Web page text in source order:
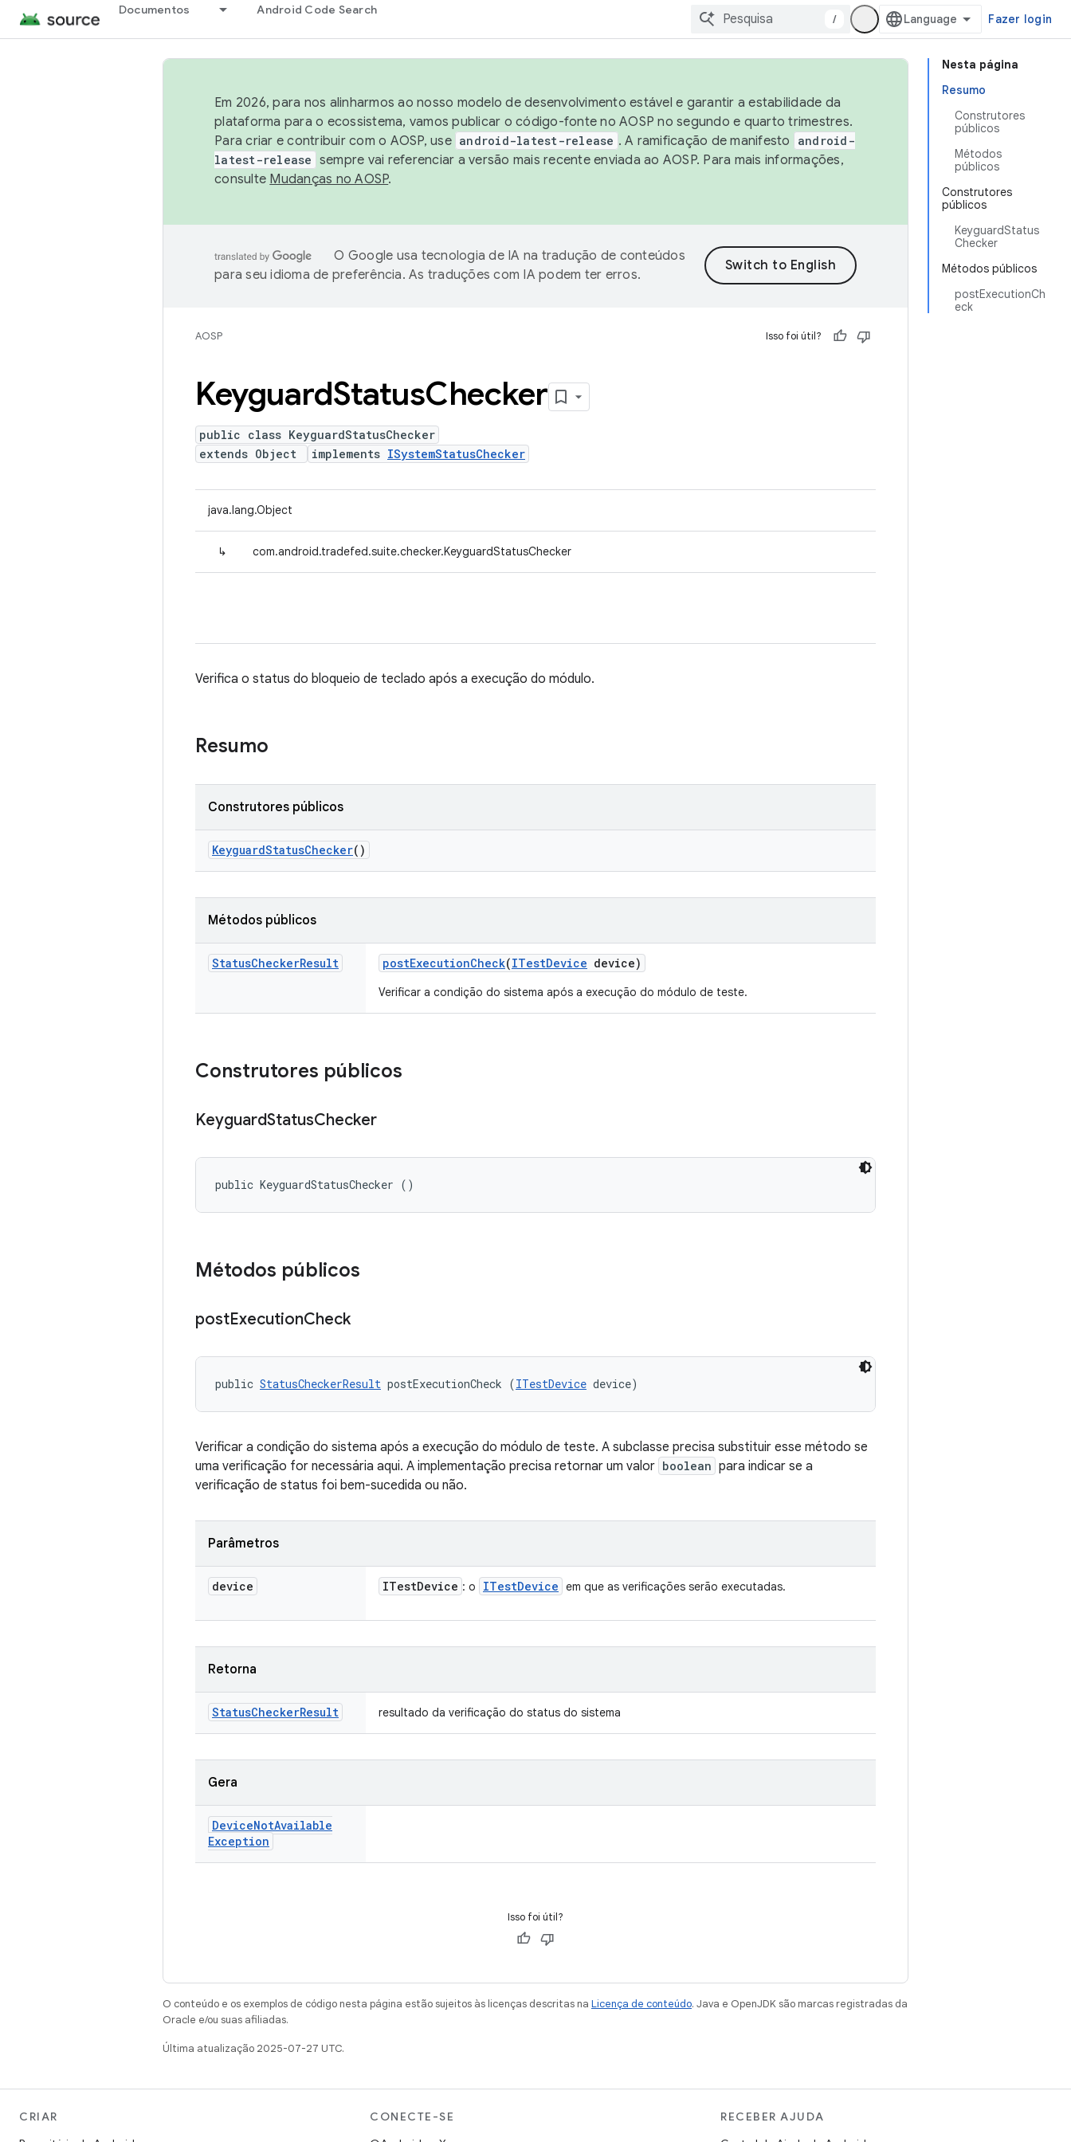
Documentos Android Code Search
/ Fazer login
Nesta página
Resumo
Construtores
públicos
Métodos
públicos
Construtores
públicos
KeyguardStatus
Checker
Métodos públicos
postExecutionCh
eck
Em 2026, para nos alinharmos ao nosso modelo de desenvolvimento estável e garantir a estabilidade da
plataforma para o ecossistema, vamos publicar o código-fonte no AOSP no segundo e quarto trimestres.
Para criar e contribuir com o AOSP, use android-latest-release . A ramificação de manifesto
android-
latest-release sempre vai referenciar a versão mais recente enviada ao AOSP. Para mais informações,
consulte Mudanças no AOSP.
O Google usa tecnologia de IA na tradução de conteúdos
para seu idioma de preferência. As traduções com IA podem ter erros.
AOSP Isso foi útil?
KeyguardStatusChecker
public class KeyguardStatusChecker
extends Object
implements ISystemStatusChecker
java.lang.Object
↳ com.android.tradefed.suite.checker.KeyguardStatusChecker
Verifica o status do bloqueio de teclado após a execução do módulo.
Resumo
Construtores públicos
KeyguardStatusChecker()
Métodos públicos
StatusCheckerResult postExecutionCheck(ITestDevice device)
Verificar a condição do sistema após a execução do módulo de teste.
Construtores públicos
KeyguardStatusChecker
public KeyguardStatusChecker ()
Métodos públicos
postExecutionCheck
public StatusCheckerResult postExecutionCheck (ITestDevice device)
Verificar a condição do sistema após a execução do módulo de teste. A subclasse precisa substituir esse método se
uma verificação for necessária aqui. A implementação precisa retornar um valor boolean para indicar se a
verificação de status foi bem-sucedida ou não.
Parâmetros
device ITestDevice : o ITestDevice em que as verificações serão executadas.
Retorna
StatusCheckerResult resultado da verificação do status do sistema
Gera
DeviceNotAvailable
Exception
Isso foi útil?
O conteúdo e os exemplos de código nesta página estão sujeitos às licenças descritas na Licença de conteúdo. Java e OpenJDK são marcas registradas da
Oracle e/ou suas afiliadas.
Última atualização 2025-07-27 UTC.
CRIAR
CONECTE-SE
RECEBER AJUDA